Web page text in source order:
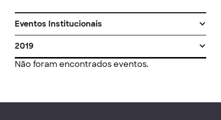
Eventos Institucionais
2019
Não foram encontrados eventos.